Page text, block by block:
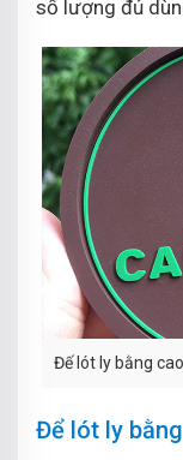
số lượng đủ
Đế lót ly bằng
Để lót ly